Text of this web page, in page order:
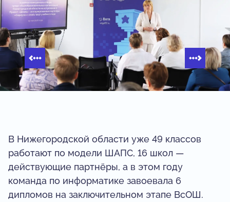
В Нижегородской области уже 49 классов
работают по модели ШАПС, 16 школ —
действующие партнёры, а в этом году
команда по информатике завоевала 6
дипломов на заключительном этапе ВсОШ.